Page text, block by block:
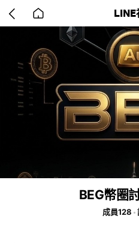
back
to
home
LINE
BEG幣圈
成員128